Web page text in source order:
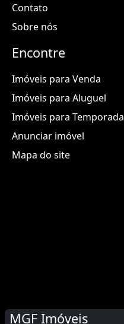
Contato
Sobre nós
Encontre
Imóveis para Venda
Imóveis para Aluguel
Imóveis para Temporada
Anunciar imóvel
Mapa do site
MGF Imóveis